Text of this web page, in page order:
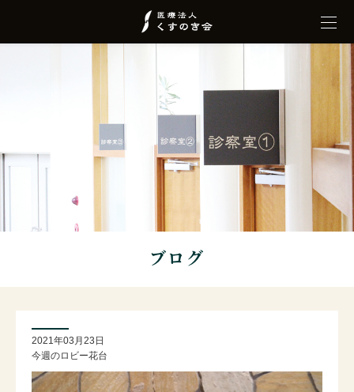
ブログ
2021年03月23日
今週のロビー花台